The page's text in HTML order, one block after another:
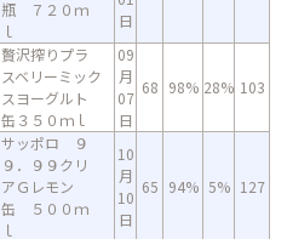
瓶 ７２０ｍ
ｌ
日
贅沢搾りプラ
スベリーミック
スヨーグルト
缶３５０ｍｌ
09
月
07
日
68 98% 28% 103
サッポロ ９
９．９９クリ
アＧレモン
缶 ５００ｍ
ｌ
10
月
10
日
65 94% 5% 127